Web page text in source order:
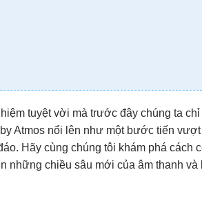
tuyệt vời mà trước đây chúng ta
Atmos nổi lên như một bước tiến
Hãy cùng chúng tôi khám phá cách
những chiều sâu mới của âm thanh và